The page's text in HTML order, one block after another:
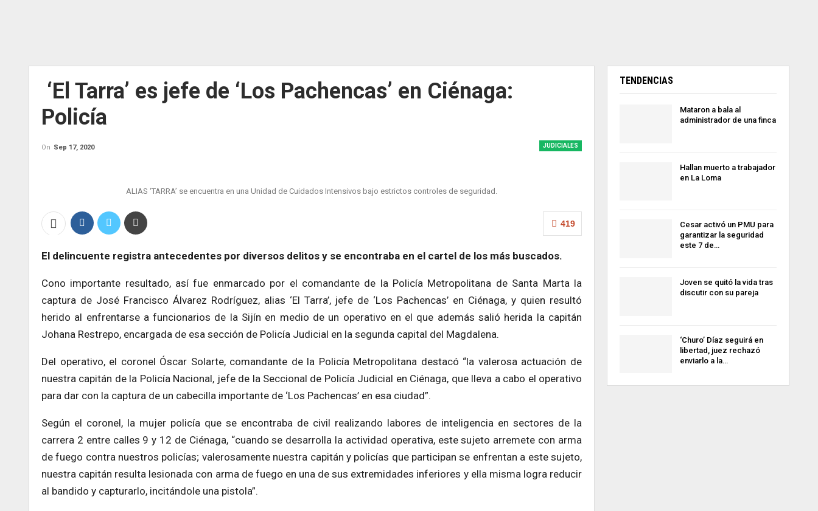
‘El Tarra’ es jefe de ‘Los Pachencas’ en Ciénaga:
Policía
JUDICIALES
On Sep 17, 2020
ALIAS ‘TARRA’ se encuentra en una Unidad de Cuidados Intensivos bajo estrictos controles de seguridad.
419
El delincuente registra antecedentes por diversos delitos y se encontraba en el cartel de los más buscados.
Cono importante resultado, así fue enmarcado por el comandante de la Policía Metropolitana de Santa Marta la
captura de José Francisco Álvarez Rodríguez, alias ‘El Tarra’, jefe de ‘Los Pachencas’ en Ciénaga, y quien resultó
herido al enfrentarse a funcionarios de la Sijín en medio de un operativo en el que además salió herida la capitán
Johana Restrepo, encargada de esa sección de Policía Judicial en la segunda capital del Magdalena.
Del operativo, el coronel Óscar Solarte, comandante de la Policía Metropolitana destacó “la valerosa actuación de
nuestra capitán de la Policía Nacional, jefe de la Seccional de Policía Judicial en Ciénaga, que lleva a cabo el operativo
para dar con la captura de un cabecilla importante de ‘Los Pachencas’ en esa ciudad”.
Según el coronel, la mujer policía que se encontraba de civil realizando labores de inteligencia en sectores de la
carrera 2 entre calles 9 y 12 de Ciénaga, “cuando se desarrolla la actividad operativa, este sujeto arremete con arma
de fuego contra nuestros policías; valerosamente nuestra capitán y policías que participan se enfrentan a este sujeto,
nuestra capitán resulta lesionada con arma de fuego en una de sus extremidades inferiores y ella misma logra reducir
al bandido y capturarlo, incitándole una pistola”.
TENDENCIAS
Mataron a bala al
administrador de una finca
Hallan muerto a trabajador
en La Loma
Cesar activó un PMU para
garantizar la seguridad
este 7 de…
Joven se quitó la vida tras
discutir con su pareja
‘Churo’ Díaz seguirá en
libertad, juez rechazó
enviarlo a la…